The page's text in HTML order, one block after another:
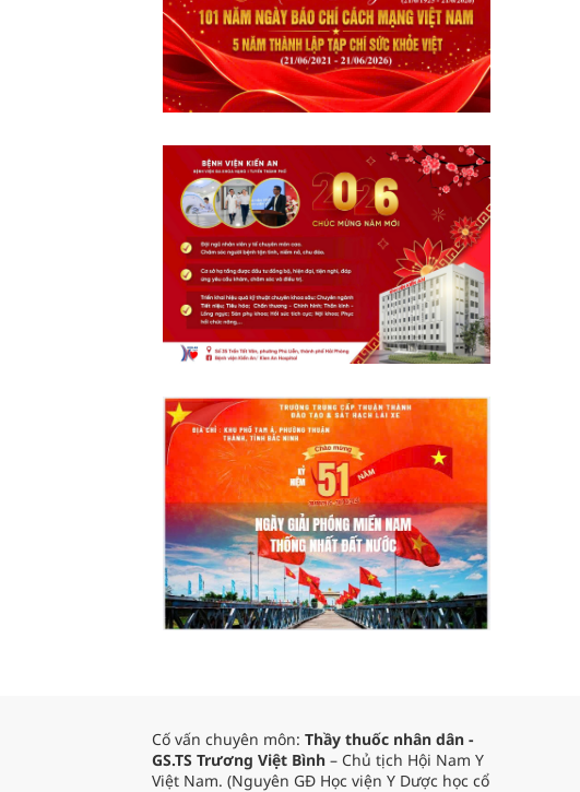
Cố vấn chuyên môn: Thầy thuốc nhân dân -
GS.TS Trương Việt Bình – Chủ tịch Hội Nam Y
Việt Nam. (Nguyên GĐ Học viện Y Dược học cổ